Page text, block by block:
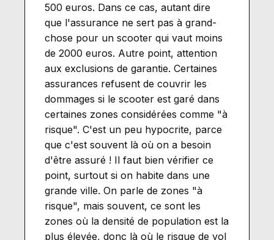
500 euros. Dans ce cas, autant dire
que l'assurance ne sert pas à grand-
chose pour un scooter qui vaut moins
de 2000 euros. Autre point, attention
aux exclusions de garantie. Certaines
assurances refusent de couvrir les
dommages si le scooter est garé dans
certaines zones considérées comme "à
risque". C'est un peu hypocrite, parce
que c'est souvent là où on a besoin
d'être assuré ! Il faut bien vérifier ce
point, surtout si on habite dans une
grande ville. On parle de zones "à
risque", mais souvent, ce sont les
zones où la densité de population est la
plus élevée, donc là où le risque de vol